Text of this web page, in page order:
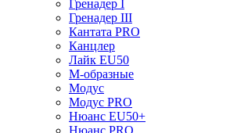
Гренадер I
Гренадер III
Кантата PRO
Канцлер
Лайк EU50
М-образные
Модус
Модус PRO
Нюанс EU50+
Нюанс PRO